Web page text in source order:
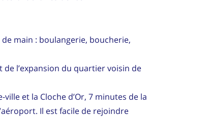
main : boulangerie, boucherie,
l’expansion du quartier voisin de
et la Cloche d’Or, 7 minutes de la
Il est facile de rejoindre